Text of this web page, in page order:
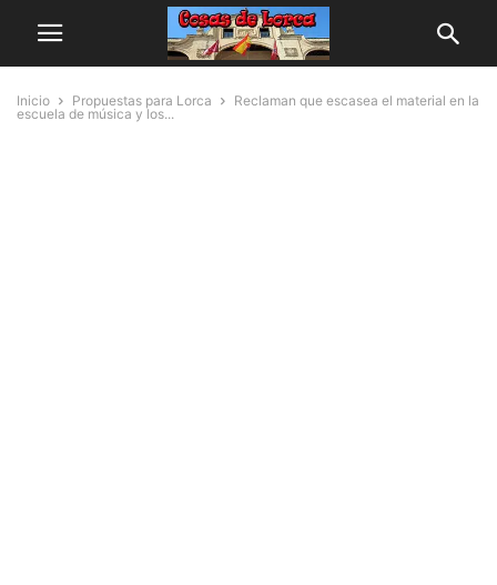
Inicio Propuestas para Lorca
Reclaman que escasea el material en la
escuela de música y los...